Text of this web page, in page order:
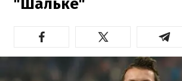
"Шальке"